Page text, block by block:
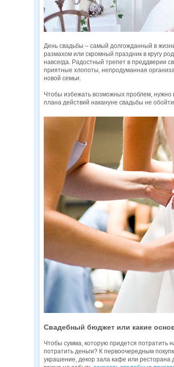
День свадьбы – самый долгожданный в
размахом или скромный праздник в кругу
навсегда. Радостный трепет в преддверии
приятные хлопоты, непродуманная
новой семьи.
Чтобы избежать возможных проблем, нужно
плана действий накануне свадьбы не
Свадебный бюджет или какие
Чтобы сумма, которую придется потратить
потратить деньги? К первоочередным
украшение, декор зала кафе или